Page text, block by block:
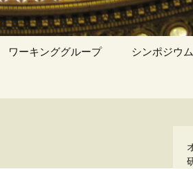
ワーキンググループ シンポジウ